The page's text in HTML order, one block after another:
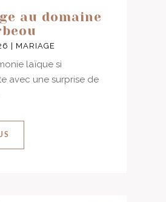
au domaine
MARIAGE
laïque si
avec une surprise de